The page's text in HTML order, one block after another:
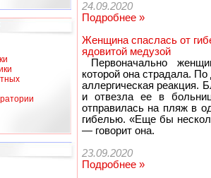
24.09.2020
Подробнее »
Женщина спаслась от
ядовитой медузой
Первоначально
которой она страдала.
аллергическая реакция.
и отвезла ее в
отправилась на пляж в
гибелью. «Еще бы
— говорит она.
23.09.2020
Подробнее »